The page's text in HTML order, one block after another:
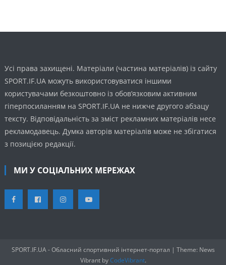
Усі права захищені. Матеріали (частина матеріалів) із сайту
SPORT.IF.UA можуть використовуватися іншими
користувачами безкоштовно із обов’язковим активним
гіперпосиланням на SPORT.IF.UA не нижче другого абзацу
тексту. Відповідальність за зміст рекламних матеріалів несе
рекламодавець. Думка авторів матеріалів може не збігатися
з позицією редакції.
МИ У СОЦІАЛЬНИХ МЕРЕЖАХ
SPORT.IF.UA - Обласний спортивний інтернет-портал | Theme: News
Vibrant byCodeVibrant.